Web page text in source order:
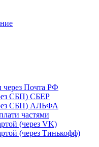
через Почта РФ
СБП) СБЕР
СБП) АЛЬФА
частями
(через VK)
(через Тинькофф)